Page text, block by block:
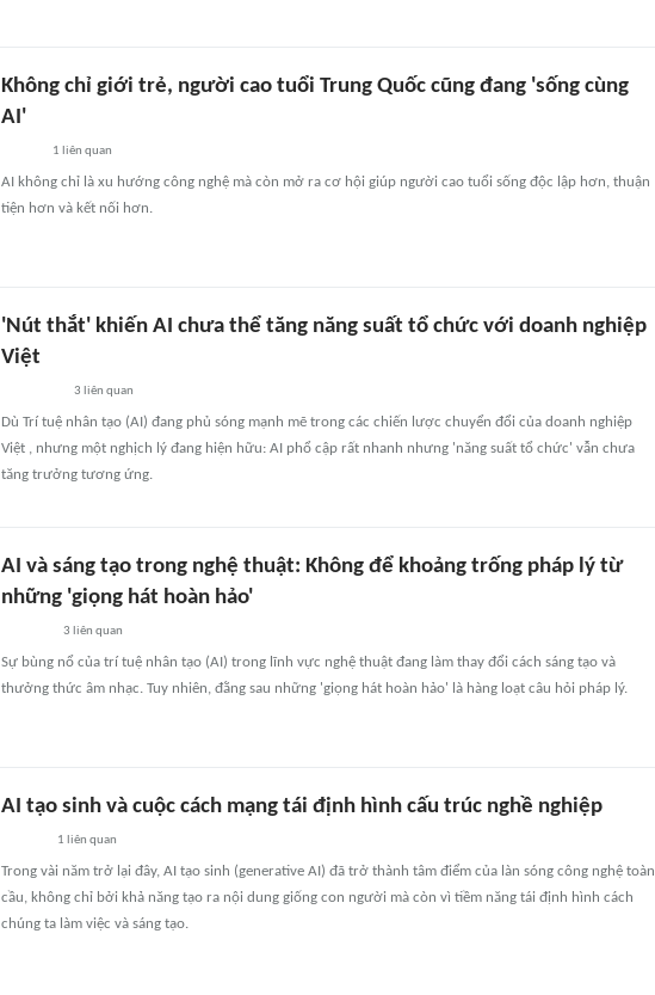
Không chỉ giới trẻ, người cao tuổi Trung Quốc cũng đang 'sống cùng
AI'
1 liên quan
AI không chỉ là xu hướng công nghệ mà còn mở ra cơ hội giúp người cao tuổi sống độc lập hơn, thuận
tiện hơn và kết nối hơn.
'Nút thắt' khiến AI chưa thể tăng năng suất tổ chức với doanh nghiệp
Việt
3 liên quan
Dù Trí tuệ nhân tạo (AI) đang phủ sóng mạnh mẽ trong các chiến lược chuyển đổi của doanh nghiệp
Việt , nhưng một nghịch lý đang hiện hữu: AI phổ cập rất nhanh nhưng 'năng suất tổ chức' vẫn chưa
tăng trưởng tương ứng.
AI và sáng tạo trong nghệ thuật: Không để khoảng trống pháp lý từ
những 'giọng hát hoàn hảo'
3 liên quan
Sự bùng nổ của trí tuệ nhân tạo (AI) trong lĩnh vực nghệ thuật đang làm thay đổi cách sáng tạo và
thưởng thức âm nhạc. Tuy nhiên, đằng sau những 'giọng hát hoàn hảo' là hàng loạt câu hỏi pháp lý.
AI tạo sinh và cuộc cách mạng tái định hình cấu trúc nghề nghiệp
1 liên quan
Trong vài năm trở lại đây, AI tạo sinh (generative AI) đã trở thành tâm điểm của làn sóng công nghệ toàn
cầu, không chỉ bởi khả năng tạo ra nội dung giống con người mà còn vì tiềm năng tái định hình cách
chúng ta làm việc và sáng tạo.